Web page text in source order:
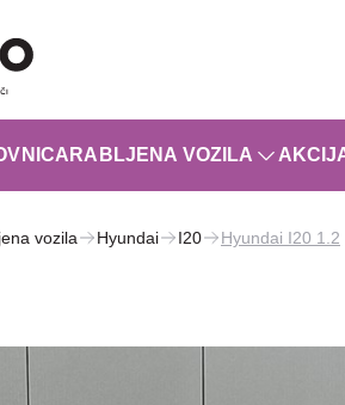
RABLJENA VOZILA
vozila Hyundai I20 Hyundai I20 1.2